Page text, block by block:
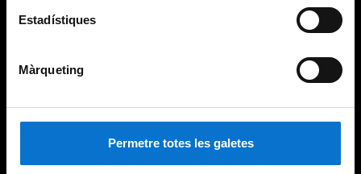
Estadístiques
Màrqueting
Permetre totes les galetes